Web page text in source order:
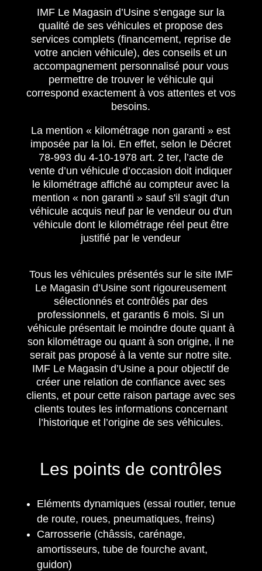
IMF Le Magasin d’Usine s’engage sur la
qualité de ses véhicules et propose des
services complets (financement, reprise de
votre ancien véhicule), des conseils et un
accompagnement personnalisé pour vous
permettre de trouver le véhicule qui
correspond exactement à vos attentes et vos
besoins.
La mention « kilométrage non garanti » est
imposée par la loi. En effet, selon le Décret
78-993 du 4-10-1978 art. 2 ter, l’acte de
vente d’un véhicule d’occasion doit indiquer
le kilométrage affiché au compteur avec la
mention « non garanti » sauf s'il s'agit d'un
véhicule acquis neuf par le vendeur ou d'un
véhicule dont le kilométrage réel peut être
justifié par le vendeur
Tous les véhicules présentés sur le site IMF
Le Magasin d’Usine sont rigoureusement
sélectionnés et contrôlés par des
professionnels, et garantis 6 mois. Si un
véhicule présentait le moindre doute quant à
son kilométrage ou quant à son origine, il ne
serait pas proposé à la vente sur notre site.
IMF Le Magasin d’Usine a pour objectif de
créer une relation de confiance avec ses
clients, et pour cette raison partage avec ses
clients toutes les informations concernant
l’historique et l’origine de ses véhicules.
Les points de contrôles
Eléments dynamiques (essai routier, tenue
de route, roues, pneumatiques, freins)
Carrosserie (châssis, carénage,
amortisseurs, tube de fourche avant,
guidon)